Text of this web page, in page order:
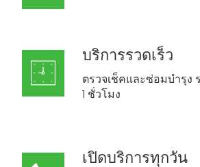
บริการรวดเร็ว
ตรวจเช็คและซ่อมบำรุง
1 ชั่วโมง
เปิดบริการทุกวัน